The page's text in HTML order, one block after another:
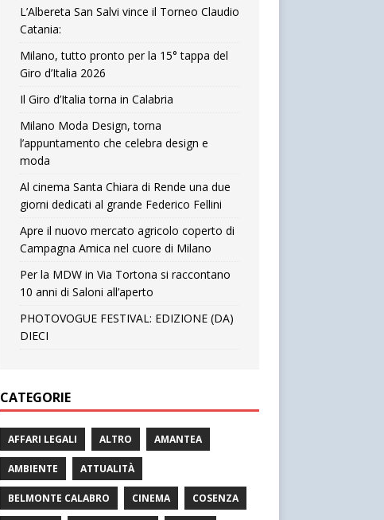
L’Albereta San Salvi vince il Torneo Claudio
Catania:
Milano, tutto pronto per la 15° tappa del
Giro d’Italia 2026
Il Giro d’Italia torna in Calabria
Milano Moda Design, torna
l’appuntamento che celebra design e
moda
Al cinema Santa Chiara di Rende una due
giorni dedicati al grande Federico Fellini
Apre il nuovo mercato agricolo coperto di
Campagna Amica nel cuore di Milano
Per la MDW in Via Tortona si raccontano
10 anni di Saloni all’aperto
PHOTOVOGUE FESTIVAL: EDIZIONE (DA)
DIECI
CATEGORIE
AFFARI LEGALI ALTRO AMANTEA
AMBIENTE ATTUALITÀ
BELMONTE CALABRO CINEMA COSENZA